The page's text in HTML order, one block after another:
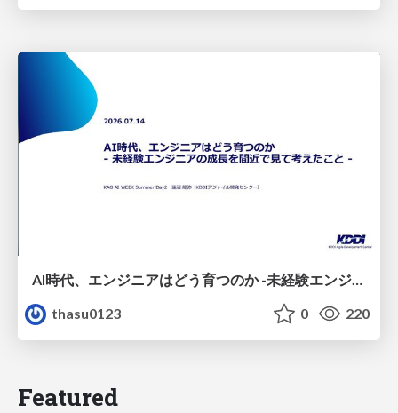
AI時代、エンジニアはどう育つのか -未経験エンジニアの成長を間近で見て考えたこと-
thasu0123
0 220
Featured